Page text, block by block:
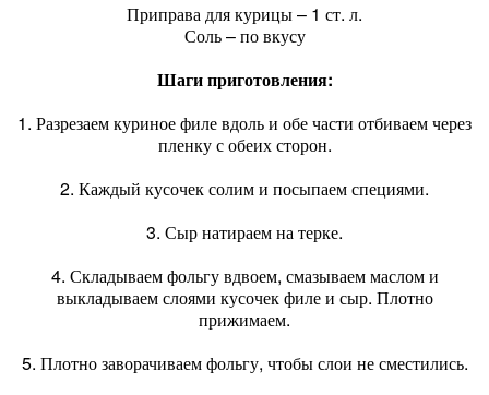
Приправа для курицы – 1 ст. л.
Соль – по вкусу
Шаги приготовления:
1. Разрезаем куриное филе вдоль и обе части отбиваем через
пленку с обеих сторон.
2. Каждый кусочек солим и посыпаем специями.
3. Сыр натираем на терке.
4. Складываем фольгу вдвоем, смазываем маслом и
выкладываем слоями кусочек филе и сыр. Плотно
прижимаем.
5. Плотно заворачиваем фольгу, чтобы слои не сместились.